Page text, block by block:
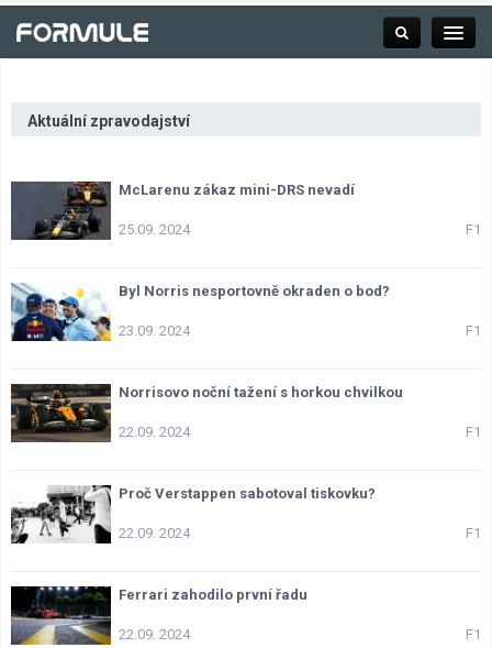
Kalendář F1
Týmy a jezdci F1
Aktuální zpravodajství
McLarenu zákaz mini-DRS nevadí
F1
25.09. 2024
Byl Norris nesportovně okraden o bod?
F1
23.09. 2024
Norrisovo noční tažení s horkou chvilkou
F1
22.09. 2024
Proč Verstappen sabotoval tiskovku?
F1
22.09. 2024
Ferrari zahodilo první řadu
F1
22.09. 2024